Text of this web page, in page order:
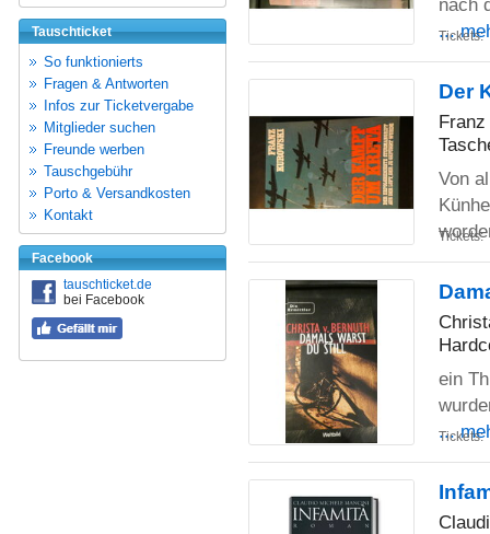
Tauschticket
So funktionierts
Fragen & Antworten
Infos zur Ticketvergabe
Mitglieder suchen
Freunde werben
Tauschgebühr
Porto & Versandkosten
Kontakt
Facebook
tauschticket.de
bei Facebook
nach
...
Tickets:
Der
Von
Tickets:
ein
...
Tickets: